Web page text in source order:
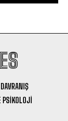
PSIKOLOJI